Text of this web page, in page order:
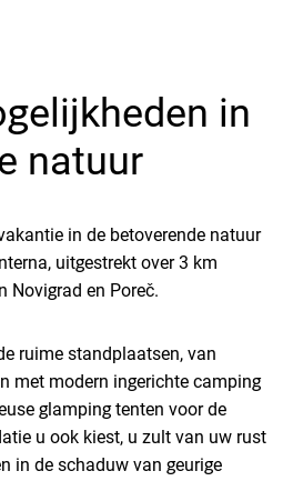
in
natuur
in de betoverende natuur
uitgestrekt over 3 km
Novigrad en Poreč.
ruime standplaatsen, van
met modern ingerichte camping
glamping tenten voor de
u ook kiest, u zult van uw rust
in de schaduw van geurige